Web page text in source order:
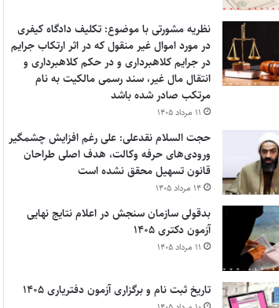
نظریه مشورتی با موضوع: تکلیف دادگاه کیفری
در مورد اموال غیر منقول که در اثر ارتکاب جرایم
در جرایم کلاهبرداری و در حکم کلاهبرداری و
انتقال مال غیر، سند رسمی مالکیت به نام
مرتکب صادر شده باشد
۱۱ مرداد ۱۴۰۵
حجت السلام نقدعلی: علی رغم افزایش چشمگیر
ورودی‌های حرفه وکالت، هدف اصلی طراحان
قانون تسهیل محقق نشده است
۱۴ مرداد ۱۴۰۵
بدقولی سازمان سنجش در اعلام نتایج نهایی
آزمون دکتری ۱۴۰۵
۱۱ مرداد ۱۴۰۵
تاریخ ثبت نام و برگزاری آزمون دفتریاری ۱۴۰۵